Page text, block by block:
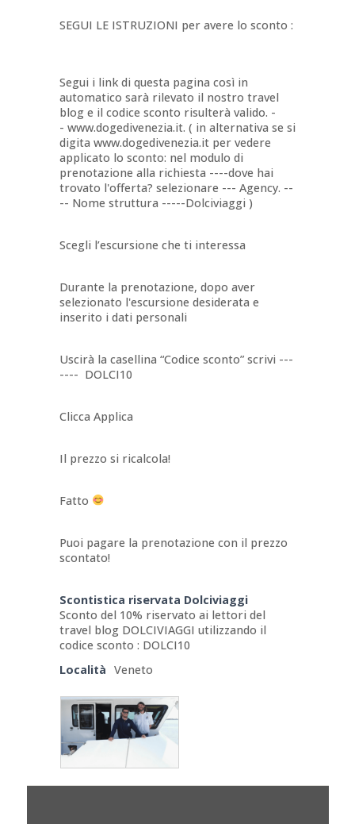
SEGUI LE ISTRUZIONI per avere lo sconto :
Segui i link di questa pagina così in
automatico sarà rilevato il nostro travel
blog e il codice sconto risulterà valido. -
- www.dogedivenezia.it. ( in alternativa se si
digita www.dogedivenezia.it per vedere
applicato lo sconto: nel modulo di
prenotazione alla richiesta ----dove hai
trovato l'offerta? selezionare --- Agency. --
-- Nome struttura -----Dolciviaggi )
Scegli l’escursione che ti interessa
Durante la prenotazione, dopo aver
selezionato l'escursione desiderata e
inserito i dati personali
Uscirà la casellina “Codice sconto” scrivi ---
---- DOLCI10
Clicca Applica
Il prezzo si ricalcola!
Fatto
Puoi pagare la prenotazione con il prezzo
scontato!
Scontistica riservata Dolciviaggi
Sconto del 10% riservato ai lettori del
travel blog DOLCIVIAGGI utilizzando il
codice sconto : DOLCI10
Località Veneto